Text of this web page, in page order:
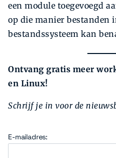
een module toegevoegd
op die manier
bestandssysteem kan
Ontvang gratis meer
en Linux!
Schrijf je in voor de
E-mailadres: